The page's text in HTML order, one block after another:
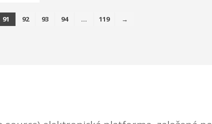
91 92 93 94 … 119 →